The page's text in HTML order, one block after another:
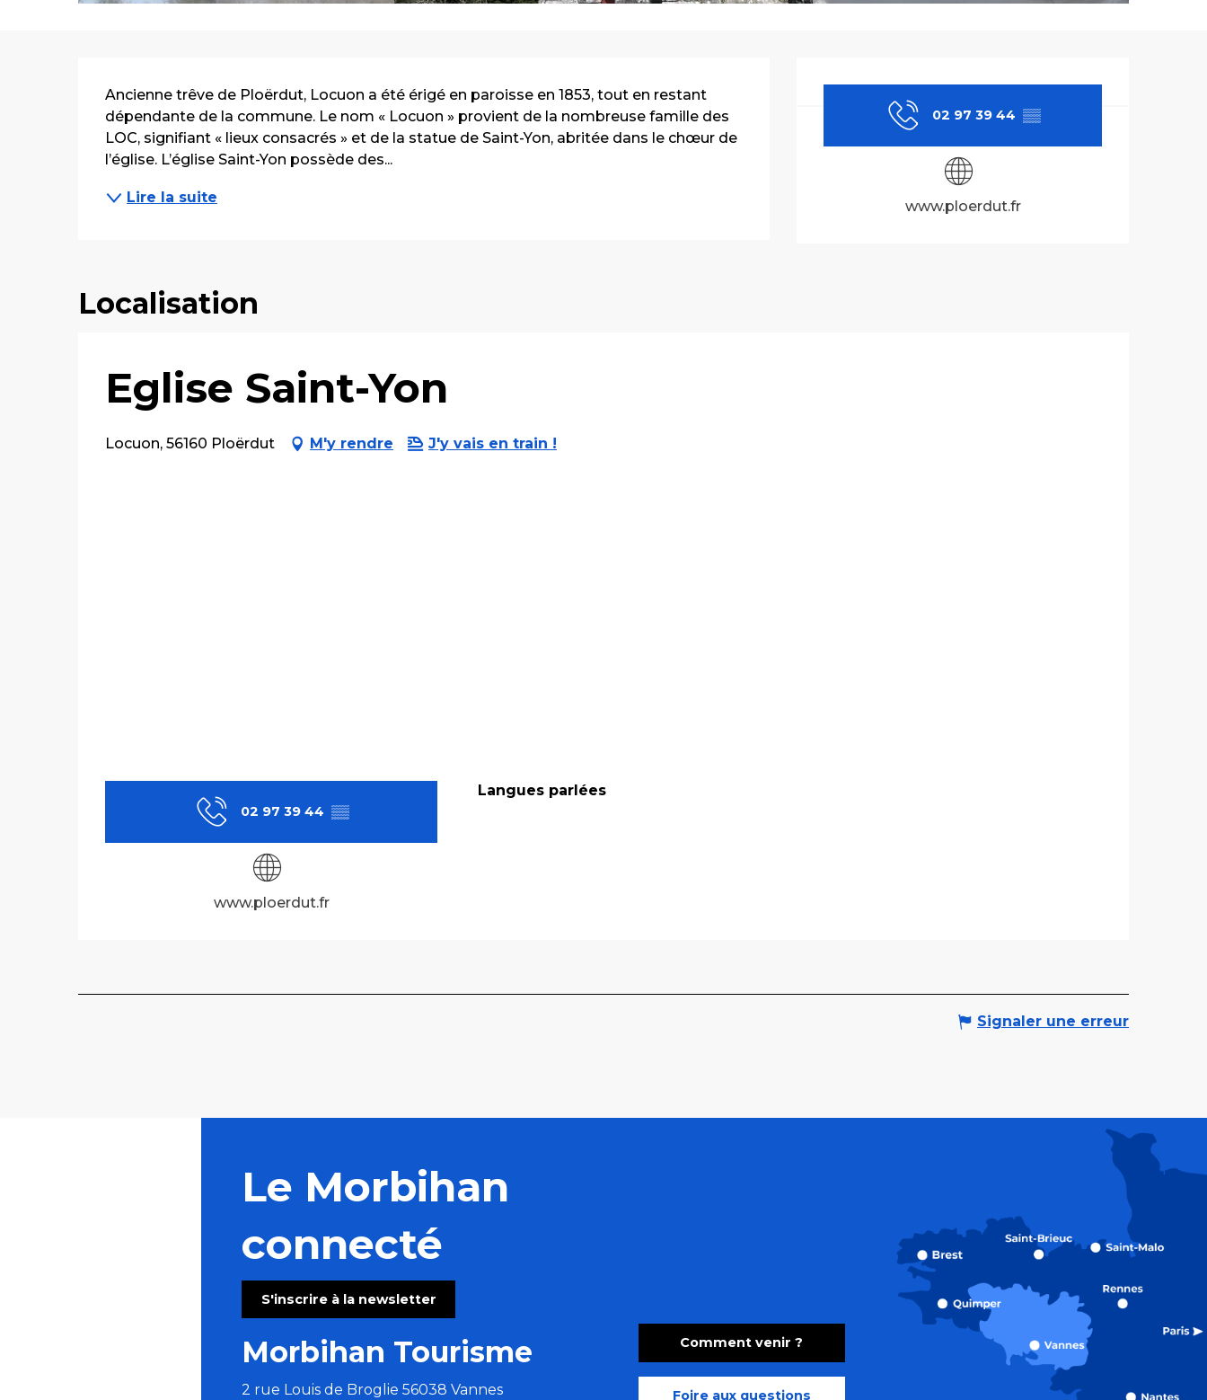
Ouverture et
02 97 39 44 ▒▒
www.ploerdut.fr
Description
Ancienne trêve de Ploërdut, Locuon a été érigé en paroisse en 1853, tout en restant
dépendante de la commune. Le nom « Locuon » provient de la nombreuse famille des
LOC, signifiant « lieux consacrés » et de la statue de Saint-Yon, abritée dans le chœur de
l’église. L’église Saint-Yon possède des...
Lire la suite
Localisation
Eglise Saint-Yon
Locuon, 56160 Ploërdut M'y rendre J'y vais en train !
02 97 39 44 ▒▒
www.ploerdut.fr
Langues parlées
Langues parlées
Signaler une erreur
Le Morbihan
connecté
S'inscrire à la newsletter
Morbihan Tourisme
2 rue Louis de Broglie 56038 Vannes
Comment venir ?
Foire aux questions